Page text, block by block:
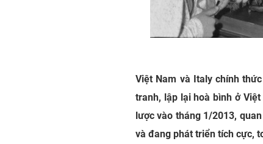
Việt Nam và Italy chính
tranh, lập lại hoà bình ở
lược vào tháng 1/2013,
và đang phát triển tích cực,